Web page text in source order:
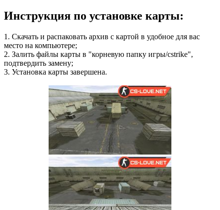
Инструкция по установке карты:
1. Скачать и распаковать архив с картой в удобное для вас
место на компьютере;
2. Залить файлы карты в "корневую папку игры/cstrike",
подтвердить замену;
3. Установка карты завершена.